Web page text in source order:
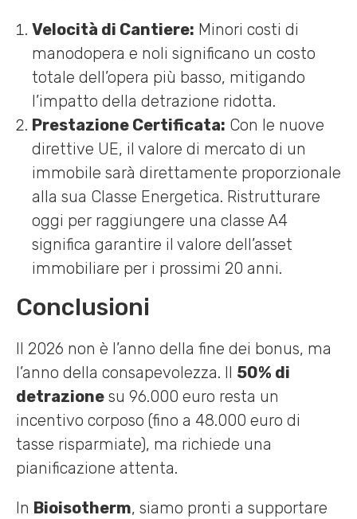
Velocità di Cantiere: Minori costi di
manodopera e noli significano un costo
totale dell’opera più basso, mitigando
l’impatto della detrazione ridotta.
Prestazione Certificata: Con le nuove
direttive UE, il valore di mercato di un
immobile sarà direttamente proporzionale
alla sua Classe Energetica. Ristrutturare
oggi per raggiungere una classe A4
significa garantire il valore dell’asset
immobiliare per i prossimi 20 anni.
Conclusioni
Il 2026 non è l’anno della fine dei bonus, ma
l’anno della consapevolezza. Il 50% di
detrazione su 96.000 euro resta un
incentivo corposo (fino a 48.000 euro di
tasse risparmiate), ma richiede una
pianificazione attenta.
In Bioisotherm, siamo pronti a supportare